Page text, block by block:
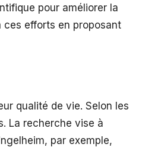
pour améliorer la
ces efforts en proposant
qualité de vie. Selon les
La recherche vise à
par exemple,